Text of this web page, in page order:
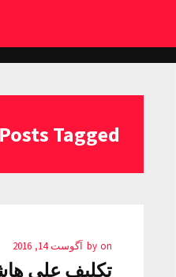
Posts Tagged: یکضرب
by on آگوست 14, 2016
تکلیف علی